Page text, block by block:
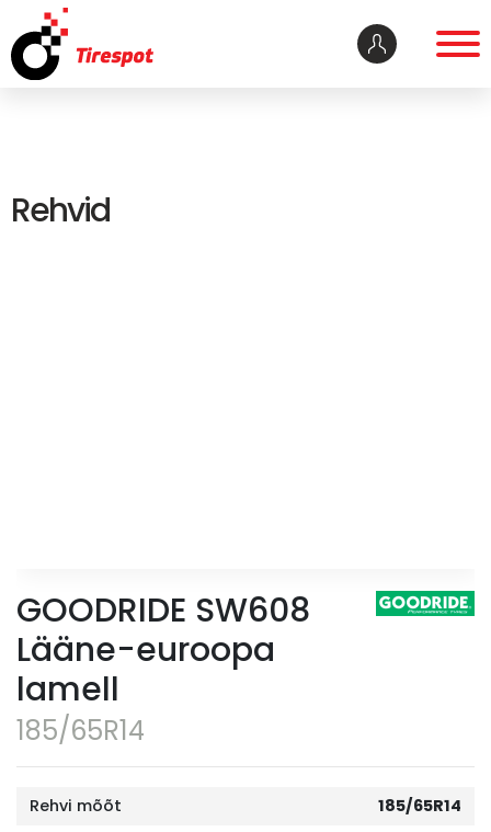
Rehvid
185/65R14
GOODRIDE SW608
Lääne-euroopa
lamell
Rehvi mõõt
185/65R14